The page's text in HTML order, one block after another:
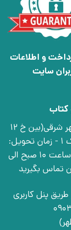
و اطلاعات
سایت
کتاب
تهران، خ انقلاب، خ 12 فروردین، خ روانمهر شرقی(بین خ 12
فروردین و خ فخر رازی)، بن‌بست اوّل، پلاک 1 - زمان تحویل:
شنبه تا چهارشنبه به جز روزهای تعطیل از ساعت 10 صبح الی
طریق پنل کاربری